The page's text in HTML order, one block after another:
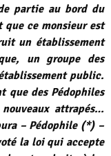
partie au bord du
que ce monsieur est
un établissement
un groupe des
public.
que des Pédophiles
attrapés…
– Pédophile (*) –
la loi qui accepte